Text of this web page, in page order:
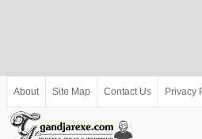
About Site Map Contact Us Privacy